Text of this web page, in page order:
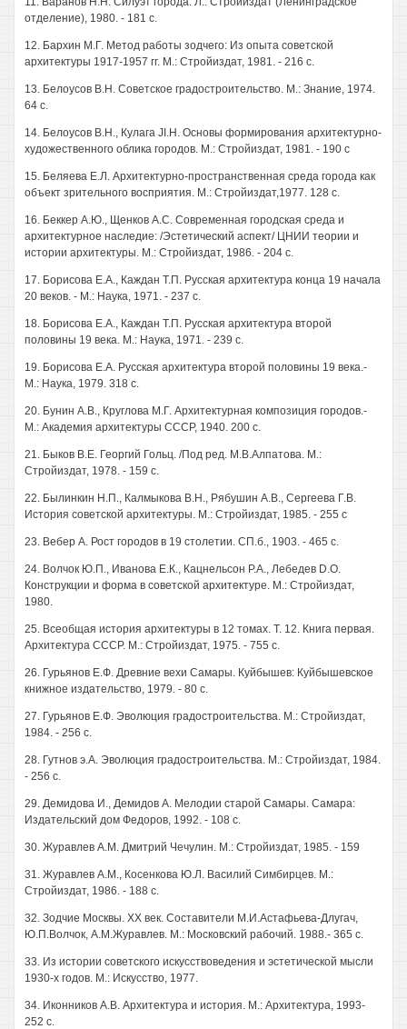
отделение), 1980. - 181 с.
12. Бархин М.Г. Метод работы зодчего: Из опыта советской
архитектуры 1917-1957 гг. М.: Стройиздат, 1981. - 216 с.
13. Белоусов В.Н. Советское градостроительство. М.: Знание, 1974.
64 с.
14. Белоусов В.Н., Кулага JI.H. Основы формирования архитектурно-
художественного облика городов. М.: Стройиздат, 1981. - 190 с
15. Беляева Е.Л. Архитектурно-пространственная среда города как
объект зрительного восприятия. М.: Стройиздат,1977. 128 с.
16. Беккер А.Ю., Щенков A.C. Современная городская среда и
архитектурное наследие: /Эстетический аспект/ ЦНИИ теории и
истории архитектуры. М.: Стройиздат, 1986. - 204 с.
17. Борисова Е.А., Каждан Т.П. Русская архитектура конца 19 начала
20 веков. - М.: Наука, 1971. - 237 с.
18. Борисова Е.А., Каждан Т.П. Русская архитектура второй
половины 19 века. М.: Наука, 1971. - 239 с.
19. Борисова Е.А. Русская архитектура второй половины 19 века.-
М.: Наука, 1979. 318 с.
20. Бунин A.B., Круглова М.Г. Архитектурная композиция городов.-
М.: Академия архитектуры СССР, 1940. 200 с.
21. Быков В.Е. Георгий Гольц. /Под ред. М.В.Алпатова. М.:
Стройиздат, 1978. - 159 с.
22. Былинкин Н.П., Калмыкова В.Н., Рябушин A.B., Сергеева Г.В.
История советской архитектуры. М.: Стройиздат, 1985. - 255 с
23. Вебер А. Рост городов в 19 столетии. СП.б., 1903. - 465 с.
24. Волчок Ю.П., Иванова Е.К., Кацнельсон P.A., Лебедев D.O.
Конструкции и форма в советской архитектуре. М.: Стройиздат,
1980.
25. Всеобщая история архитектуры в 12 томах. Т. 12. Книга первая.
Архитектура СССР. М.: Стройиздат, 1975. - 755 с.
26. Гурьянов Е.Ф. Древние вехи Самары. Куйбышев: Куйбышевское
книжное издательство, 1979. - 80 с.
27. Гурьянов Е.Ф. Эволюция градостроительства. М.: Стройиздат,
1984. - 256 с.
28. Гутнов э.А. Эволюция градостроительства. М.: Стройиздат, 1984.
- 256 с.
29. Демидова И., Демидов А. Мелодии старой Самары. Самара:
Издательский дом Федоров, 1992. - 108 с.
30. Журавлев A.M. Дмитрий Чечулин. М.: Стройиздат, 1985. - 159
31. Журавлев A.M., Косенкова Ю.Л. Василий Симбирцев. М.:
Стройиздат, 1986. - 188 с.
32. Зодчие Москвы. XX век. Составители М.И.Астафьева-Длугач,
Ю.П.Волчок, А.М.Журавлев. М.: Московский рабочий. 1988.- 365 с.
33. Из истории советского искусствоведения и эстетической мысли
1930-х годов. М.: Искусство, 1977.
34. Иконников A.B. Архитектура и история. М.: Архитектура, 1993-
252 с.